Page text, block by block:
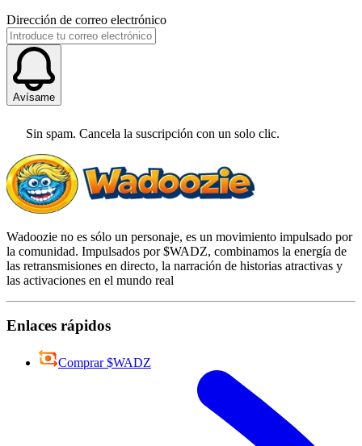
Dirección de correo electrónico
Avísame
Sin spam. Cancela la suscripción con un solo clic.
Wadoozie no es sólo un personaje, es un movimiento impulsado por
la comunidad. Impulsados por $WADZ, combinamos la energía de
las retransmisiones en directo, la narración de historias atractivas y
las activaciones en el mundo real
Enlaces rápidos
Comprar $WADZ